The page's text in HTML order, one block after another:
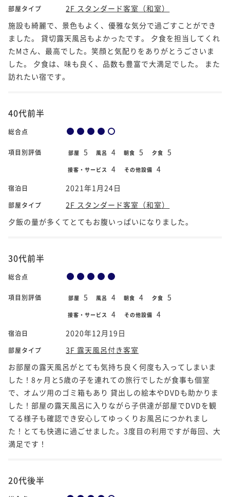
部屋タイプ
2F スタンダード客室（和室）
施設も綺麗で、景色もよく、優雅な気分で過ごすことができ
ました。 貸切露天風呂もよかったです。 夕食を担当してくれ
たMさん、最高でした。笑顔と気配りをありがとうごさいま
した。 夕食は、味も良く、品数も豊富で大満足でした。 また
訪れたい宿です。
40代前半
総合点
項目別評価 部屋 5 風呂 4 朝食 5 夕食 5
接客・サービス 4 その他設備 4
宿泊日 2021年1月24日
部屋タイプ
2F スタンダード客室（和室）
夕飯の量が多くてとてもお腹いっぱいになりました。
30代前半
総合点
項目別評価 部屋 5 風呂 4 朝食 4 夕食 5
接客・サービス 4 その他設備 4
宿泊日 2020年12月19日
部屋タイプ
3F 露天風呂付き客室
お部屋の露天風呂がとても気持ち良く何度も入ってしまいま
した！8ヶ月と5歳の子を連れての旅行でしたが食事も個室
で、オムツ用のゴミ箱もあり 貸出しの絵本やDVDも助かりま
した！部屋の露天風呂に入りながら子供達が部屋でDVDを観
てる様子も確認でき安心してゆっくりお風呂につかれまし
た！とても快適に過ごせました。3度目の利用ですが毎回、大
満足です！
20代後半